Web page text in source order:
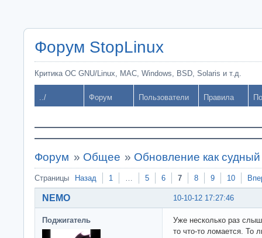
Форум StopLinux
Критика ОС GNU/Linux, MAC, Windows, BSD, Solaris и т.д.
../ Форум Пользователи Правила
Форум » Общее » Обновление как
Страницы Назад 1 … 5 6 7 8 9 10
10-10-12 17:27:46
NEMO
Поджигатель
Уже несколько раз
то что-то ломается. То